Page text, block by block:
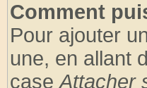
Comment
Pour ajouter
une, en allant
caseAttacher